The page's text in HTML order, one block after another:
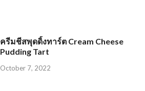
ครีมชีสพุดดิ้งทาร์ต Cream Cheese
Pudding Tart
October 7, 2022